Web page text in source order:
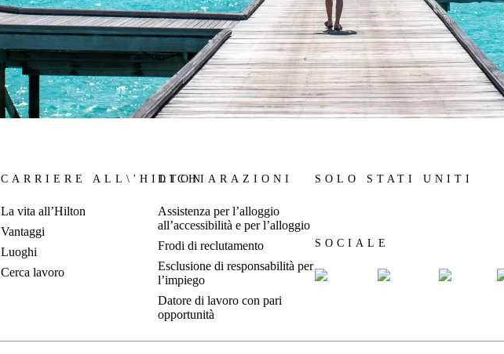
CARRIERE ALL\'HILTON
La vita all’Hilton
Vantaggi
Luoghi
Cerca lavoro
DICHIARAZIONI
Assistenza per l’alloggio
all’accessibilità e per l’alloggio
Frodi di reclutamento
Esclusione di responsabilità per
l’impiego
Datore di lavoro con pari
opportunità
SOLO STATI UNITI
SOCIALE